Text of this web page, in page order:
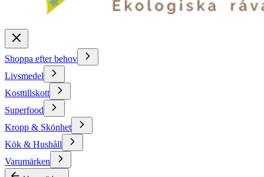
Shoppa efter behov
Livsmedel
Kosttillskott
Superfood
Kropp & Skönhet
Kök & Hushåll
Varumärken